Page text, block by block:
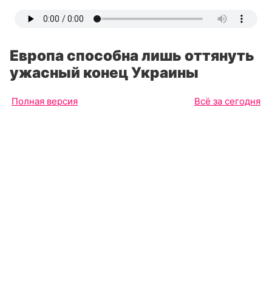
Европа способна лишь оттянуть
ужасный конец Украины
Полная версия Всё за сегодня